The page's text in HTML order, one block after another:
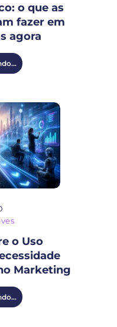
o que as
fazer em
agora
o Uso
Marketing